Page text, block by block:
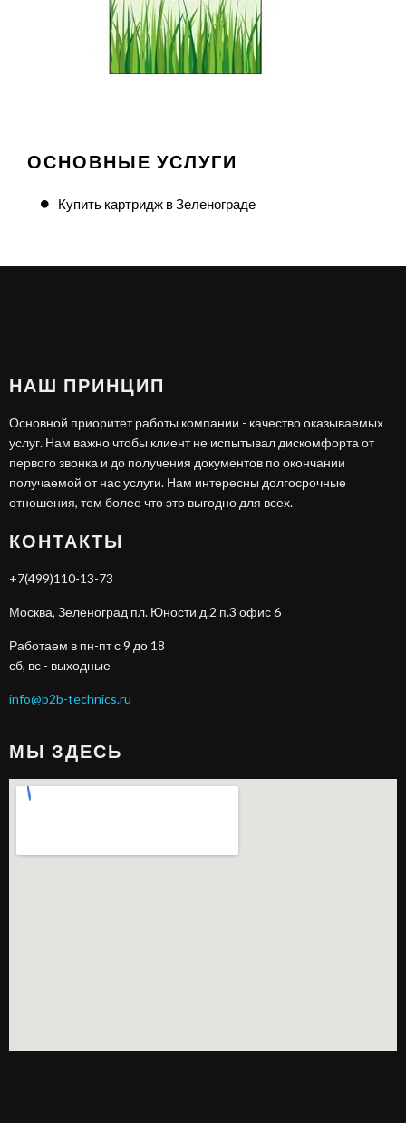
ОСНОВНЫЕ УСЛУГИ
Купить картридж в Зеленограде
НАШ ПРИНЦИП
Основной приоритет работы компании - качество оказываемых
услуг. Нам важно чтобы клиент не испытывал дискомфорта от
первого звонка и до получения документов по окончании
получаемой от нас услуги. Нам интересны долгосрочные
отношения, тем более что это выгодно для всех.
КОНТАКТЫ
+7(499)110-13-73
Москва, Зеленоград пл. Юности д.2 п.3 офис 6
Работаем в пн-пт с 9 до 18
сб, вс - выходные
info@b2b-technics.ru
МЫ ЗДЕСЬ